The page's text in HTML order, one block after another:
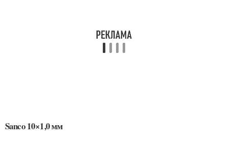
Sanco 10×1,0 мм